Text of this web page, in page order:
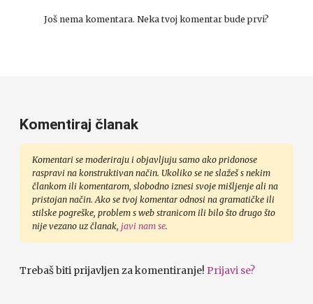
Još nema komentara. Neka tvoj komentar bude prvi?
Komentiraj članak
Komentari se moderiraju i objavljuju samo ako pridonose
raspravi na konstruktivan način. Ukoliko se ne slažeš s nekim
člankom ili komentarom, slobodno iznesi svoje mišljenje ali na
pristojan način. Ako se tvoj komentar odnosi na gramatičke ili
stilske pogreške, problem s web stranicom ili bilo što drugo što
nije vezano uz članak, javi nam se.
Trebaš biti prijavljen za komentiranje! Prijavi se?